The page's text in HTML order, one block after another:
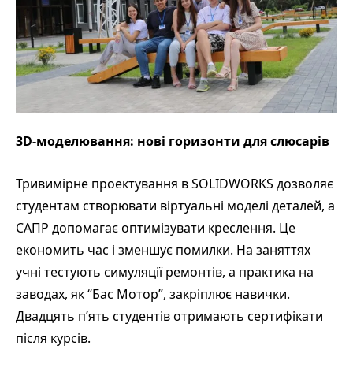
3D-моделювання: нові горизонти для слюсарів
Тривимірне проектування в SOLIDWORKS дозволяє
студентам створювати віртуальні моделі деталей, а
САПР допомагає оптимізувати креслення. Це
економить час і зменшує помилки. На заняттях
учні тестують симуляції ремонтів, а практика на
заводах, як “Бас Мотор”, закріплює навички.
Двадцять п’ять студентів отримають сертифікати
після курсів.